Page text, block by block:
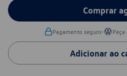
Comprar
Pagamento seguro•
Adicionar ao